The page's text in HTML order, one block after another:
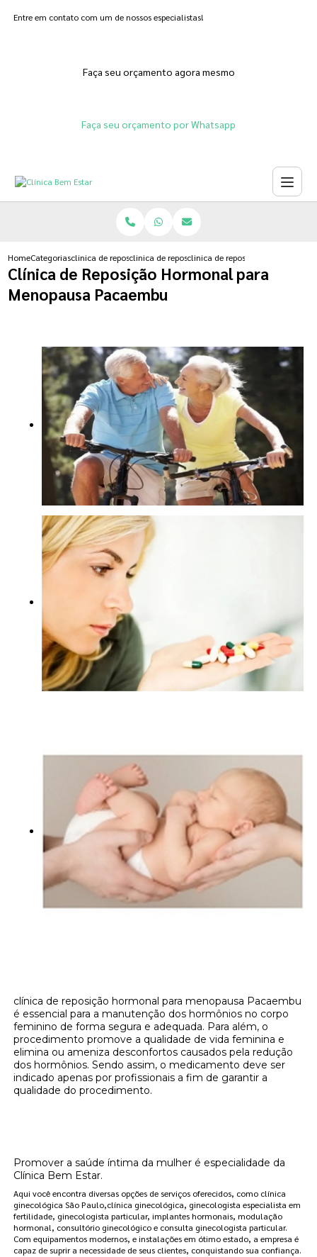
Entre em contato com um de nossos especialistas!
Faça seu orçamento agora mesmo
Faça seu orçamento por Whatsapp
HomeCategoriasclinica de reposicao hormonalclinica de reposicao hormonal para menopausa
clinica de reposicao hormonal
Clínica de Reposição Hormonal para
Menopausa Pacaembu
clínica de reposição hormonal para menopausa Pacaembu
é essencial para a manutenção dos hormônios no corpo
feminino de forma segura e adequada. Para além, o
procedimento promove a qualidade de vida feminina e
elimina ou ameniza desconfortos causados pela redução
dos hormônios. Sendo assim, o medicamento deve ser
indicado apenas por profissionais a fim de garantir a
qualidade do procedimento.
Promover a saúde íntima da mulher é especialidade da
Clínica Bem Estar.
Aqui você encontra diversas opções de serviços oferecidos, como clínica
ginecológica São Paulo,clínica ginecológica, ginecologista especialista em
fertilidade, ginecologista particular, implantes hormonais, modulação
hormonal, consultório ginecológico e consulta ginecologista particular.
Com equipamentos modernos, e instalações em ótimo estado, a empresa é
capaz de suprir a necessidade de seus clientes, conquistando sua confiança.